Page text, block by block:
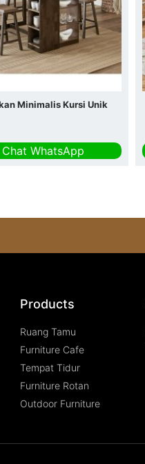
Minimalis Kursi Unik
Chat WhatsApp
Products
Ruang Tamu
Furniture Cafe
Tempat Tidur
Furniture Rotan
Outdoor Furniture